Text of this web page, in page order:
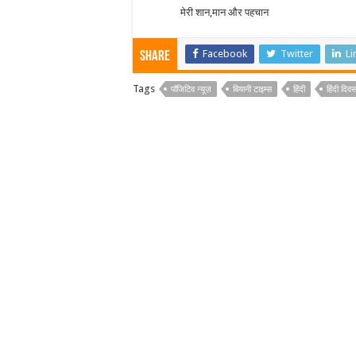
मेरी शान,मान और पहचान
Share Facebook Twitter
Tags पॉजिटिव न्यूज़ बियानी टाइम्स हिंदी हिंदी दिवस